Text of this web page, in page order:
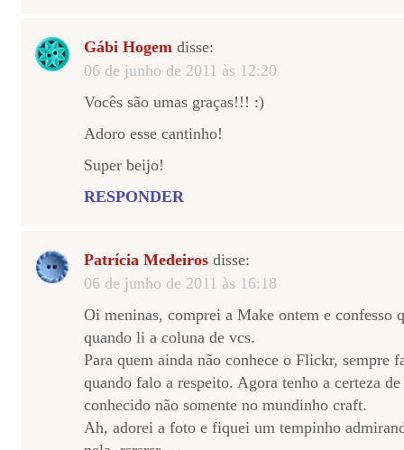
Gábi Hogem disse:
06 de junho de 2011 às 12:20
Vocês são umas graças!!! :)
Adoro esse cantinho!
Super beijo!
RESPONDER
Patrícia Medeiros disse:
06 de junho de 2011 às 16:18
Oi meninas, comprei a Make ontem e confesso
quando li a coluna de vcs.
Para quem ainda não conhece o Flickr, sempre
quando falo a respeito. Agora tenho a certeza
conhecido não somente no mundinho craft.
Ah, adorei a foto e fiquei um tempinho